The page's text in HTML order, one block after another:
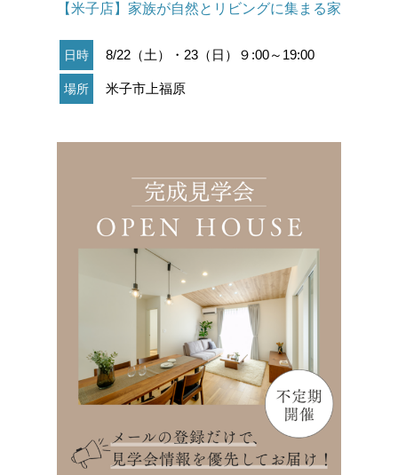
【米子店】家族が自然とリビングに集まる家
日時 8/22（土）・23（日）９:00～19:00
場所 米子市上福原